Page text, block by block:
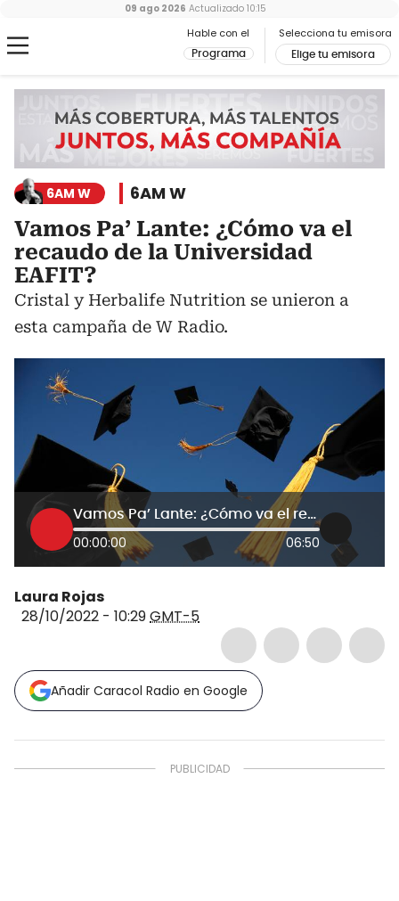
Hable con el
Programa
Selecciona tu emisora
Elige tu emisora
09 ago 2026 Actualizado 10:15
6AM W 6AM W
Vamos Pa’ Lante: ¿Cómo va el
recaudo de la Universidad
EAFIT?
Cristal y Herbalife Nutrition se unieron a
esta campaña de W Radio.
Vamos Pa’ Lante: ¿Cómo va el recaudo de la Universidad EAFIT?
00:00:00 06:50
Laura Rojas
28/10/2022 - 10:29GMT-5
Añadir Caracol Radio en Google